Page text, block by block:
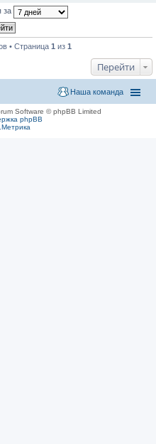
за
• Страница 1 из 1
Перейти
Наша команда
Software © phpBB Limited
phpBB